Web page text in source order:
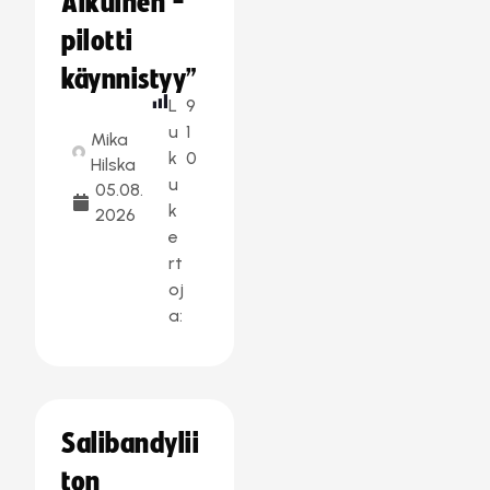
pilotti
käynnistyy”
Mika
Hilska
05.08.
2026
L
u
k
u
k
e
rt
oj
a:
9
1
0
Salibandylii
ton